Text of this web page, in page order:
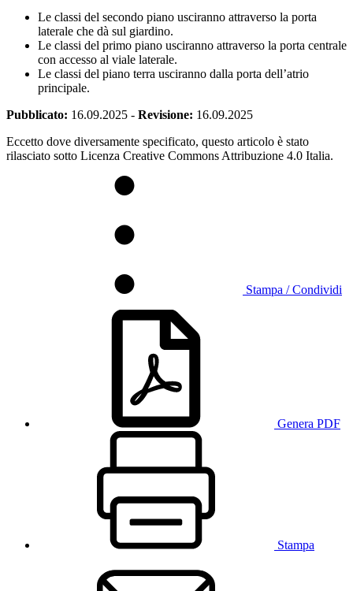
Le classi del secondo piano usciranno attraverso la porta
laterale che dà sul giardino.
Le classi del primo piano usciranno attraverso la porta centrale
con accesso al viale laterale.
Le classi del piano terra usciranno dalla porta dell’atrio
principale.
Pubblicato: 16.09.2025 - Revisione: 16.09.2025
Eccetto dove diversamente specificato, questo articolo è stato
rilasciato sotto Licenza Creative Commons Attribuzione 4.0 Italia.
Stampa / Condividi
Genera PDF
Stampa